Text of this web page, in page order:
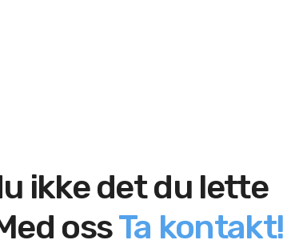
ikke det du lette
ossTa kontakt!